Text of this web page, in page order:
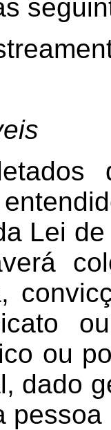
Lei
ou
dado
pessoa